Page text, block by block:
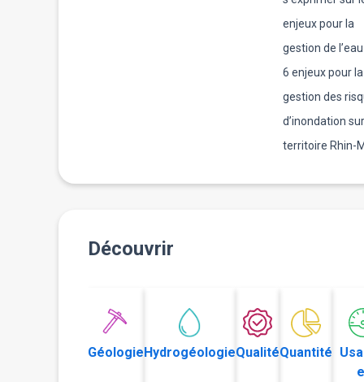
enjeux pour la
gestion de
6 enjeux pour la
gestion des
d’inondation
territoire Rhin-
Découvrir
GéologieHydrogéologieQualitéQuantité